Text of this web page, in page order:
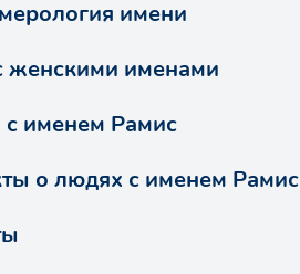
имени
женскими именами
именем Рамис
о людях с именем Рамис